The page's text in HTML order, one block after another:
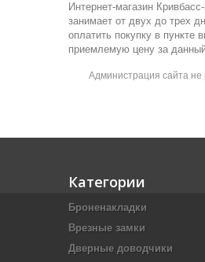
Интернет-магазин
занимает от двух до трех
оплатить покупку в
приемлемую цену за
Администрация сайта не
Категории
Броненакладки
Врезные замки
Дверные доводчики